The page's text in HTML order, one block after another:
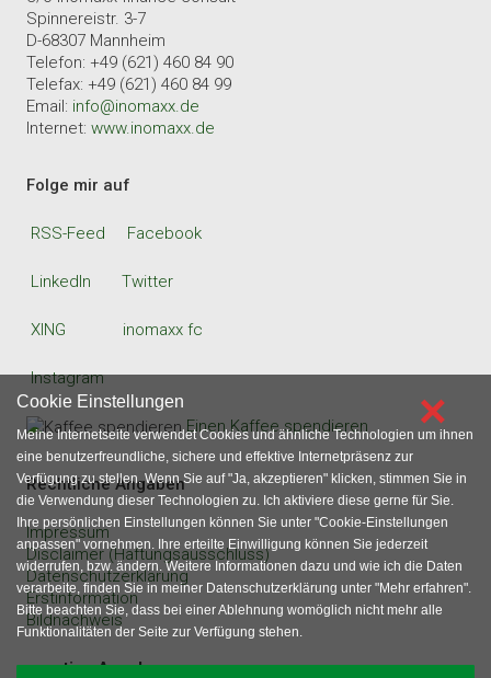
Spinnereistr. 3-7
D-68307 Mannheim
Telefon: +49 (621) 460 84 90
Telefax: +49 (621) 460 84 99
Email: info@inomaxx.de
Internet: www.inomaxx.de
Folge mir auf
RSS-Feed Facebook
LinkedIn Twitter
XING inomaxx fc
Instagram
Einen Kaffee spendieren
Rechtliche Angaben
Impressum
Disclaimer (Haftungsausschluss)
Datenschutzerklärung
Erstinformation
Bildnachweis
sonstige Angaben
×
Cookie Einstellungen
Meine Internetseite verwendet Cookies und ähnliche Technologien um ihnen
eine benutzerfreundliche, sichere und effektive Internetpräsenz zur
Verfügung zu stellen. Wenn Sie auf "Ja, akzeptieren" klicken, stimmen Sie in
die Verwendung dieser Technologien zu. Ich aktiviere diese gerne für Sie.
Ihre persönlichen Einstellungen können Sie unter "Cookie-Einstellungen
anpassen" vornehmen. Ihre erteilte Einwilligung können Sie jederzeit
widerrufen, bzw. ändern. Weitere Informationen dazu und wie ich die Daten
verarbeite, finden Sie in meiner Datenschutzerklärung unter "Mehr erfahren".
Bitte beachten Sie, dass bei einer Ablehnung womöglich nicht mehr alle
Funktionalitäten der Seite zur Verfügung stehen.